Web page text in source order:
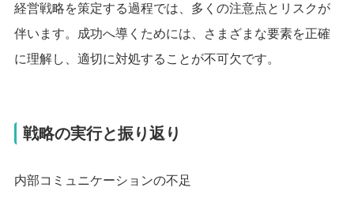
経営戦略を策定する過程では、多くの注意点とリスクが
伴います。成功へ導くためには、さまざまな要素を正確
に理解し、適切に対処することが不可欠です。
戦略の実行と振り返り
内部コミュニケーションの不足